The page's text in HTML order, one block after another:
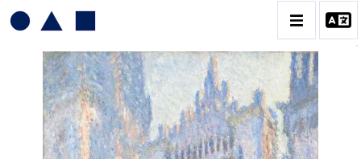
CLAUDE MONET